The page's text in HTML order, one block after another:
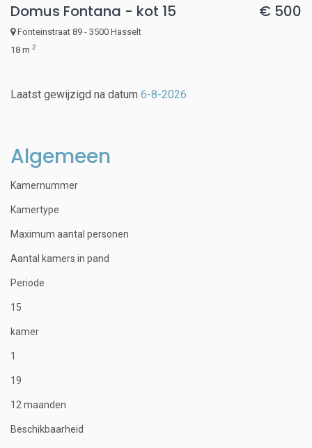
Domus Fontana - kot 15
Fonteinstraat 89 - 3500 Hasselt
18 m 2
€ 500
Laatst gewijzigd na datum 6-8-2026
Algemeen
Kamernummer
Kamertype
Maximum aantal personen
Aantal kamers in pand
Periode
15
kamer
1
19
12 maanden
Beschikbaarheid